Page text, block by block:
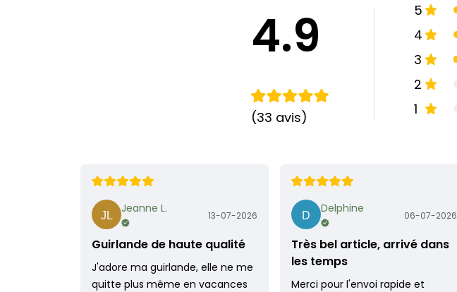
4.9
(33 avis)
5
4
3
2
1
Jeanne L. 13-07-2026
Guirlande de haute qualité
J'adore ma guirlande, elle ne me
quitte plus même en vacances
Delphine 06-07-2026
Très bel article, arrivé dans
les temps
Merci pour l'envoi rapide et